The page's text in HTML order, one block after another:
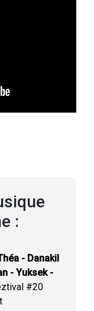
:
- Danakil
- Yuksek -
#20